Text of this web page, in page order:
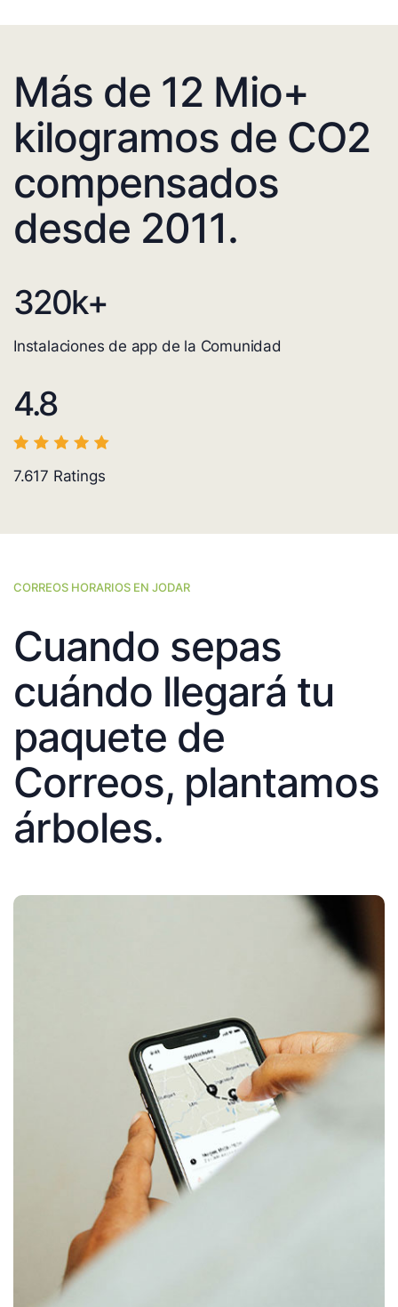
Más de 12 Mio+
kilogramos de CO2
compensados
desde 2011.
320k+
Instalaciones de app de la Comunidad
4.8
7.617 Ratings
CORREOS HORARIOS EN JODAR
Cuando sepas
cuándo llegará tu
paquete de
Correos, plantamos
árboles.